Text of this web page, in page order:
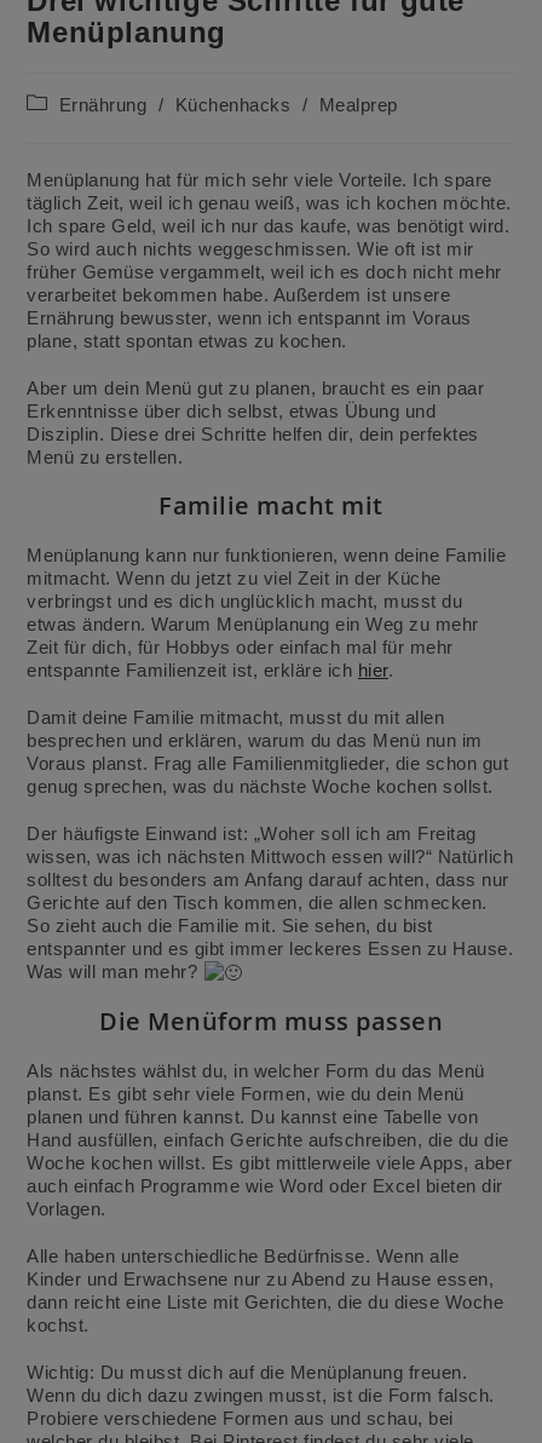
Menüplanung
Beitrags-Ernährung / Küchenhacks / Mealprep
Menüplanung hat für mich sehr viele Vorteile. Ich spare
täglich Zeit, weil ich genau weiß, was ich kochen möchte.
Ich spare Geld, weil ich nur das kaufe, was benötigt wird.
So wird auch nichts weggeschmissen. Wie oft ist mir
früher Gemüse vergammelt, weil ich es doch nicht mehr
verarbeitet bekommen habe. Außerdem ist unsere
Ernährung bewusster, wenn ich entspannt im Voraus
plane, statt spontan etwas zu kochen.
Aber um dein Menü gut zu planen, braucht es ein paar
Erkenntnisse über dich selbst, etwas Übung und
Disziplin. Diese drei Schritte helfen dir, dein perfektes
Menü zu erstellen.
Familie macht mit
Menüplanung kann nur funktionieren, wenn deine Familie
mitmacht. Wenn du jetzt zu viel Zeit in der Küche
verbringst und es dich unglücklich macht, musst du
etwas ändern. Warum Menüplanung ein Weg zu mehr
Zeit für dich, für Hobbys oder einfach mal für mehr
entspannte Familienzeit ist, erkläre ich hier.
Damit deine Familie mitmacht, musst du mit allen
besprechen und erklären, warum du das Menü nun im
Voraus planst. Frag alle Familienmitglieder, die schon gut
genug sprechen, was du nächste Woche kochen sollst.
Der häufigste Einwand ist: „Woher soll ich am Freitag
wissen, was ich nächsten Mittwoch essen will?“ Natürlich
solltest du besonders am Anfang darauf achten, dass nur
Gerichte auf den Tisch kommen, die allen schmecken.
So zieht auch die Familie mit. Sie sehen, du bist
entspannter und es gibt immer leckeres Essen zu Hause.
Was will man mehr?
Die Menüform muss passen
Als nächstes wählst du, in welcher Form du das Menü
planst. Es gibt sehr viele Formen, wie du dein Menü
planen und führen kannst. Du kannst eine Tabelle von
Hand ausfüllen, einfach Gerichte aufschreiben, die du die
Woche kochen willst. Es gibt mittlerweile viele Apps, aber
auch einfach Programme wie Word oder Excel bieten dir
Vorlagen.
Alle haben unterschiedliche Bedürfnisse. Wenn alle
Kinder und Erwachsene nur zu Abend zu Hause essen,
dann reicht eine Liste mit Gerichten, die du diese Woche
kochst.
Wichtig: Du musst dich auf die Menüplanung freuen.
Wenn du dich dazu zwingen musst, ist die Form falsch.
Probiere verschiedene Formen aus und schau, bei